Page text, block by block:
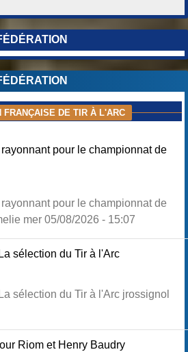
FRANÇAISE DE TIR À L'ARC
rayonnant pour le championnat de
pour le championnat de
mer 05/08/2026 - 15:07
sélection du Tir à l'Arc
sélection du Tir à l'Arc jrossignol
Riom et Henry Baudry